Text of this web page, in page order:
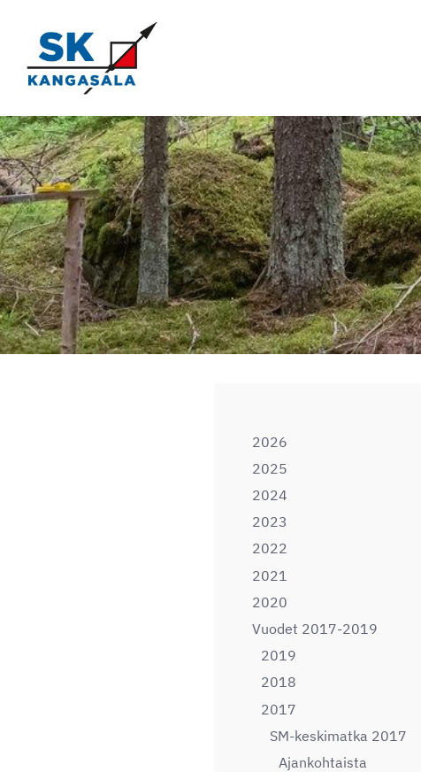
sivun
sisältöön
Kangasala SK
2026
2025
2024
2023
2022
2021
2020
Vuodet 2017-2019
2019
2018
2017
SM-keskimatka 2017
Ajankohtaista